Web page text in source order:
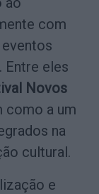
com
eles
Novos
como a um
na
cultural.
e